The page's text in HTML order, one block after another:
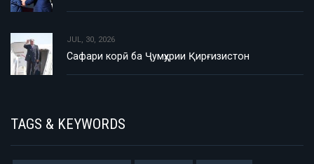
JUL, 30, 2026
Сафари корӣ ба Ҷумҳурии Қирғизистон
TAGS & KEYWORDS